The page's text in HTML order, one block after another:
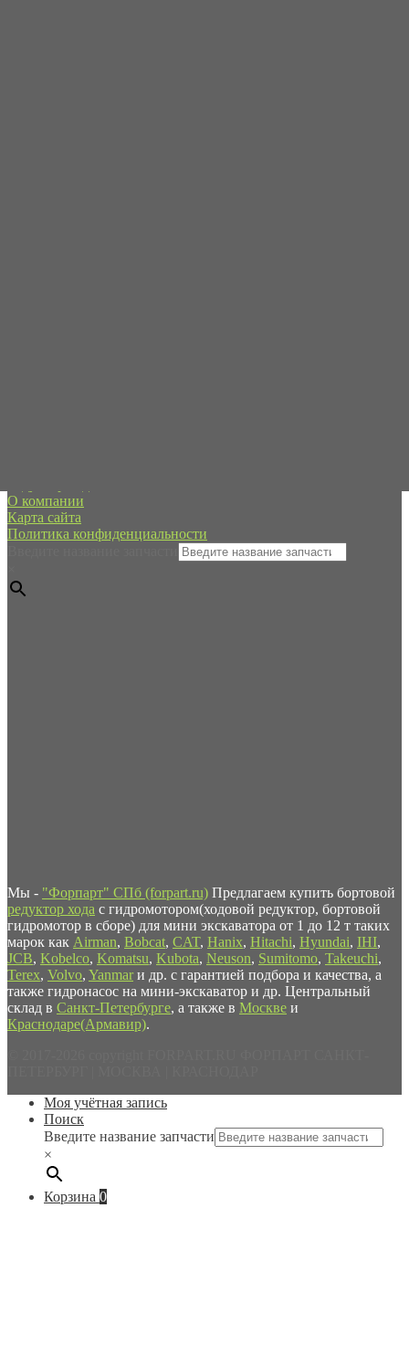
О компании
Карта сайта
Политика конфиденциальности
Мы - "Форпарт" СПб (forpart.ru) Предлагаем купить бортовой
редуктор хода с гидромотором(ходовой редуктор, бортовой
гидромотор в сборе) для мини экскаватора от 1 до 12 т таких
марок как Airman, Bobcat, CAT, Hanix, Hitachi, Hyundai, IHI,
JCB, Kobelco, Komatsu, Kubota, Neuson, Sumitomo, Takeuchi,
Terex, Volvo, Yanmar и др. с гарантией подбора и качества, а
также гидронасос на мини-экскаватор и др. Центральный
склад в Санкт-Петербурге, а также в Москве и
Краснодаре(Армавир).
Моя учётная запись
Поиск
Введите название запчасти
×
Корзина 0